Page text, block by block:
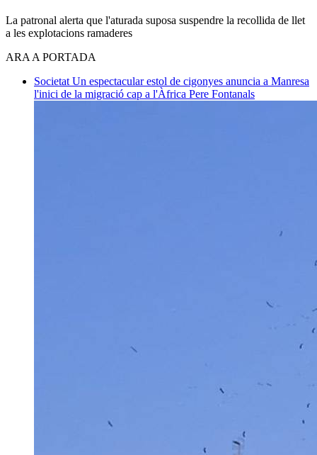
La patronal alerta que l'aturada suposa suspendre la recollida de llet
a les explotacions ramaderes
ARA A PORTADA
Societat Un espectacular estol de cigonyes anuncia a Manresa
l'inici de la migració cap a l'Àfrica Pere Fontanals